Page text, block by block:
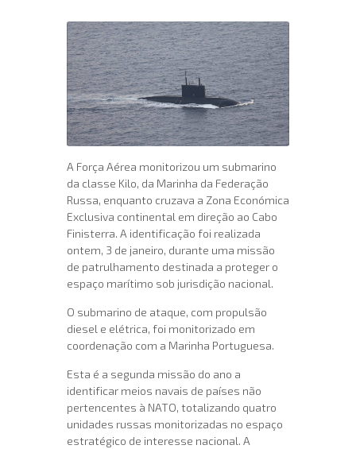
A Força Aérea monitorizou um submarino
da classe Kilo, da Marinha da Federação
Russa, enquanto cruzava a Zona Económica
Exclusiva continental em direção ao Cabo
Finisterra. A identificação foi realizada
ontem, 3 de janeiro, durante uma missão
de patrulhamento destinada a proteger o
espaço marítimo sob jurisdição nacional.
O submarino de ataque, com propulsão
diesel e elétrica, foi monitorizado em
coordenação com a Marinha Portuguesa.
Esta é a segunda missão do ano a
identificar meios navais de países não
pertencentes à NATO, totalizando quatro
unidades russas monitorizadas no espaço
estratégico de interesse nacional. A